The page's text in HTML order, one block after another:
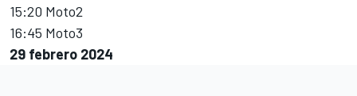
15:20 Moto2
16:45 Moto3
29 febrero 2024